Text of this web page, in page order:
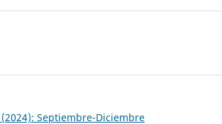
Septiembre-Diciembre